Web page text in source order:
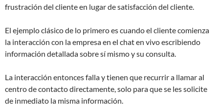
frustración del cliente en lugar de satisfacción del cliente.
El ejemplo clásico de lo primero es cuando el cliente comienza
la interacción con la empresa en el chat en vivo escribiendo
información detallada sobre sí mismo y su consulta.
La interacción entonces falla y tienen que recurrir a llamar al
centro de contacto directamente, solo para que se les solicite
de inmediato la misma información.